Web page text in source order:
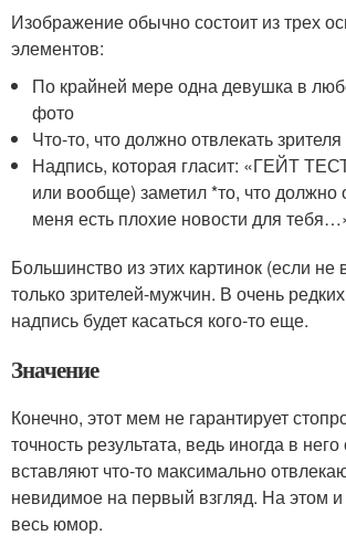
Изображение обычно состоит из трех
элементов:
По крайней мере одна девушка в
фото
Что-то, что должно отвлекать
Надпись, которая гласит: «ГЕЙТ
или вообще) заметил *то, что должно
меня есть плохие новости для
Большинство из этих картинок (если не
только зрителей-мужчин. В очень
надпись будет касаться кого-то еще.
Значение
Конечно, этот мем не гарантирует
точность результата, ведь иногда в
вставляют что-то максимально
невидимое на первый взгляд. На этом и
весь юмор.